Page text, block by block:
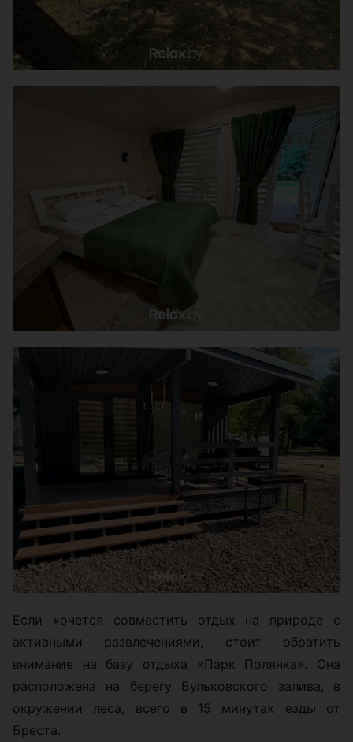
Если хочется совместить отдых на природе с
активными развлечениями, стоит обратить
внимание на базу отдыха «Парк Полянка». Она
расположена на берегу Бульковского залива, в
окружении леса, всего в 15 минутах езды от
Бреста.